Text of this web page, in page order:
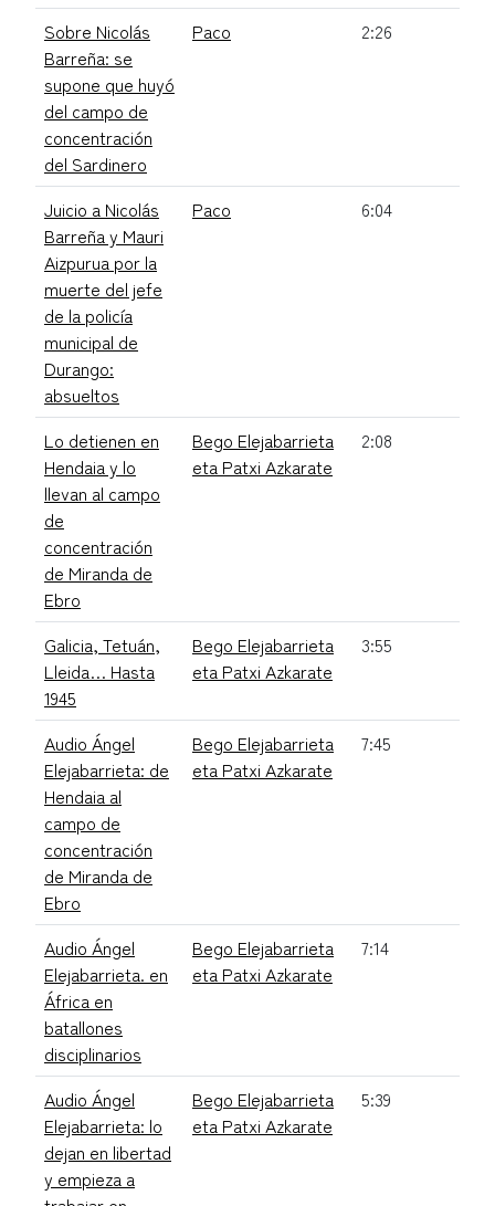
Sobre Nicolás
Barreña: se
supone que huyó
del campo de
concentración
del Sardinero
Paco 2:26
Juicio a Nicolás
Barreña y Mauri
Aizpurua por la
muerte del jefe
de la policía
municipal de
Durango:
absueltos
Paco 6:04
Lo detienen en
Hendaia y lo
llevan al campo
de
concentración
de Miranda de
Ebro
Bego Elejabarrieta
eta Patxi Azkarate
2:08
Galicia, Tetuán,
Lleida… Hasta
1945
Bego Elejabarrieta
eta Patxi Azkarate
3:55
Audio Ángel
Elejabarrieta: de
Hendaia al
campo de
concentración
de Miranda de
Ebro
Bego Elejabarrieta
eta Patxi Azkarate
7:45
Audio Ángel
Elejabarrieta. en
África en
batallones
disciplinarios
Bego Elejabarrieta
eta Patxi Azkarate
7:14
Audio Ángel
Elejabarrieta: lo
dejan en libertad
y empieza a
Bego Elejabarrieta
eta Patxi Azkarate
5:39